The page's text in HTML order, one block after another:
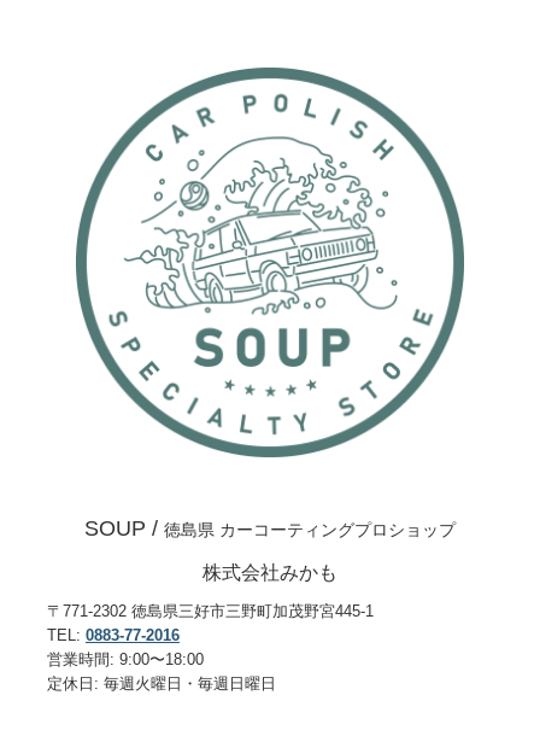
SOUP / 徳島県 カーコーティングプロショップ
株式会社みかも
〒771-2302 徳島県三好市三野町加茂野宮445-1
TEL: 0883-77-2016
営業時間: 9:00〜18:00
定休日: 毎週火曜日・毎週日曜日